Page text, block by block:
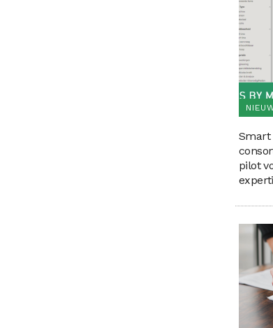
Smart
pilot